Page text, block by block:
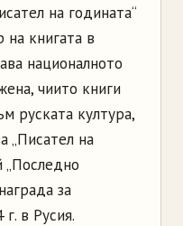
на годината“
книгата в
националното
чиито книги
руската култура,
„Писател на
„Последно
за
в Русия.